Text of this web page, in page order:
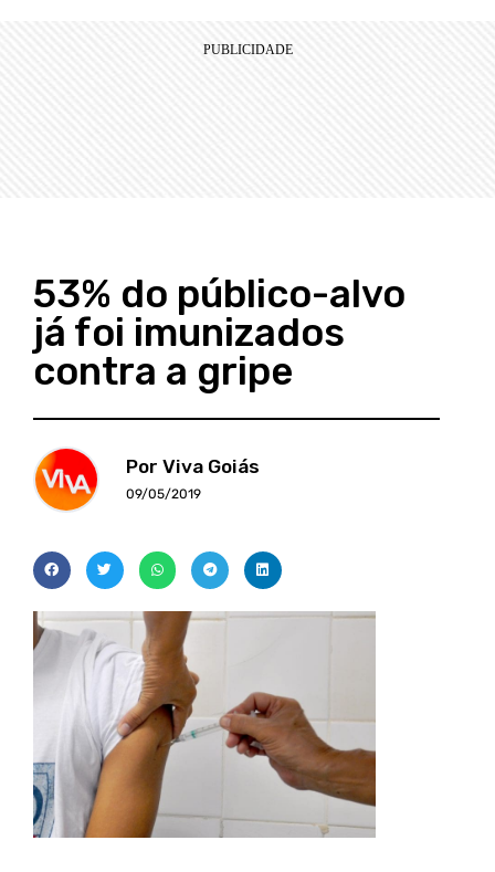
53% do público-alvo
já foi imunizados
contra a gripe
Por Viva Goiás
09/05/2019